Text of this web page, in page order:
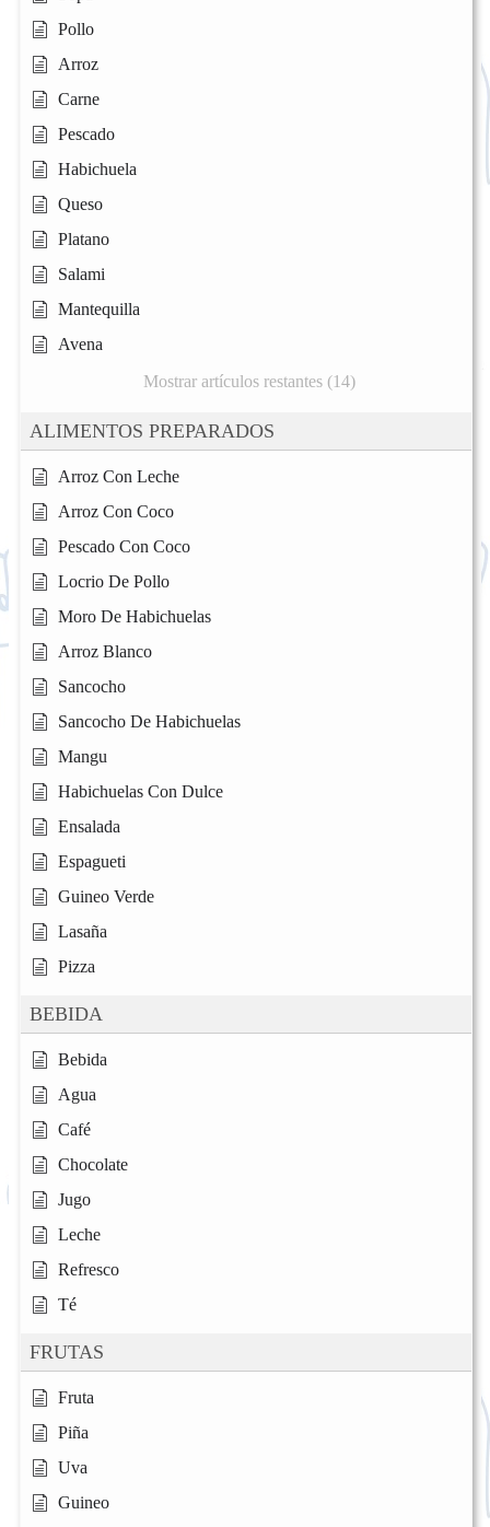
Pollo
Arroz
Carne
Pescado
Habichuela
Queso
Platano
Salami
Mantequilla
Avena
Mostrar artículos restantes (14)
ALIMENTOS PREPARADOS
Arroz Con Leche
Arroz Con Coco
Pescado Con Coco
Locrio De Pollo
Moro De Habichuelas
Arroz Blanco
Sancocho
Sancocho De Habichuelas
Mangu
Habichuelas Con Dulce
Ensalada
Espagueti
Guineo Verde
Lasaña
Pizza
BEBIDA
Bebida
Agua
Café
Chocolate
Jugo
Leche
Refresco
Té
FRUTAS
Fruta
Piña
Uva
Guineo